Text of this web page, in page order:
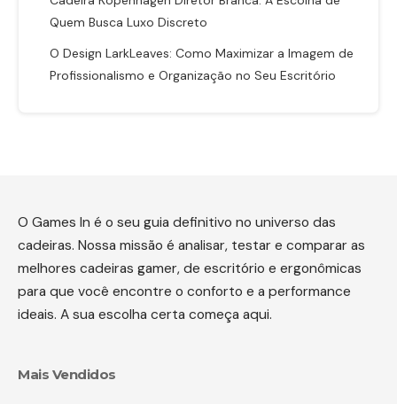
Quem Busca Luxo Discreto
O Design LarkLeaves: Como Maximizar a Imagem de
Profissionalismo e Organização no Seu Escritório
O Games In é o seu guia definitivo no universo das
cadeiras. Nossa missão é analisar, testar e comparar as
melhores cadeiras gamer, de escritório e ergonômicas
para que você encontre o conforto e a performance
ideais. A sua escolha certa começa aqui.
Mais Vendidos